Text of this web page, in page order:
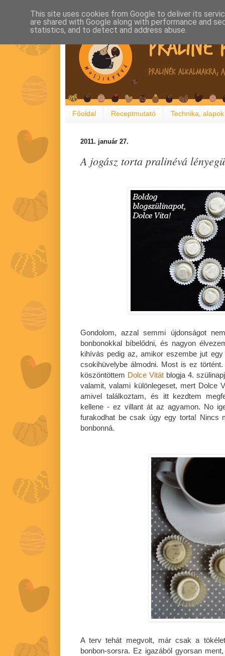
Főoldal Receptmutató Technika, alapok
2011. január 27.
A jogász torta pralinévá
Gondolom, azzal semmi újdonságot
bonbonokkal bíbelődni, és nagyon
kihívás pedig az, amikor eszembe jut
csokihüvelybe álmodni. Most is ez
köszöntöttem Dolce Vitát blogja 4.
valamit, valami különlegeset, mert Dolce
amivel találkoztam, és itt kezdtem
kellene - ez villant át az agyamon. No
furakodhat be csak úgy egy torta! Nincs
bonbonná.
A terv tehát megvolt, már csak a
bonbon-sorsra. Ez igazából gyorsan
This site uses cookies from Google to deliver its
are shared with Google along with performance and
statistics, and to detect and address abuse.